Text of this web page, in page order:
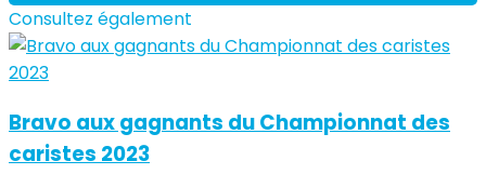
Consultez également
Bravo aux gagnants du Championnat des
caristes 2023